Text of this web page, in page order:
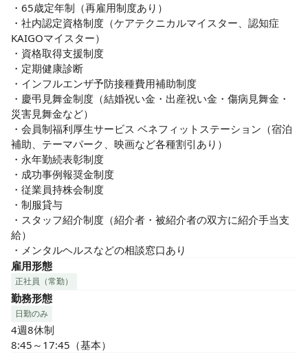
・65歳定年制（再雇用制度あり）
・社内認定資格制度（ケアテクニカルマイスター、認知症
KAIGOマイスター）
・資格取得支援制度
・定期健康診断
・インフルエンザ予防接種費用補助制度
・慶弔見舞金制度（結婚祝い金・出産祝い金・傷病見舞金・
災害見舞金など）
・会員制福利厚生サービス ベネフィットステーション（宿泊
補助、テーマパーク、映画など各種割引あり）
・永年勤続表彰制度
・成功事例報奨金制度
・従業員持株会制度
・制服貸与
・スタッフ紹介制度（紹介者・被紹介者の双方に紹介手当支
給）
・メンタルヘルスなどの相談窓口あり
雇用形態
正社員（常勤）
勤務形態
日勤のみ
4週8休制
8:45～17:45（基本）